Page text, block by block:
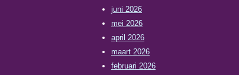
juni 2026
mei 2026
april 2026
maart 2026
februari 2026